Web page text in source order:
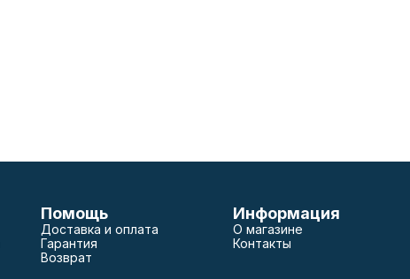
Помощь
Доставка и оплата
Гарантия
Возврат
Информация
О магазине
Контакты